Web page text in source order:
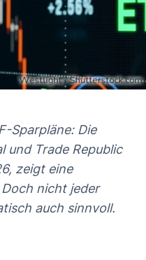
Sparpläne: Die
und Trade Republic
zeigt eine
nicht jeder
auch sinnvoll.